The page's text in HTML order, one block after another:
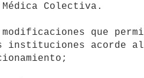
Colectiva.
instituciones acorde al